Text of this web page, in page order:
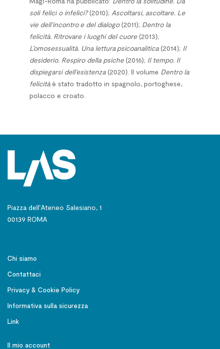
soli felici o infelici?(2010); Ascoltarsi, ascoltare. Le
vie dell’incontro e del dialogo(2011); Dentro la
felicità. Ritrovare i luoghi del cuore(2013);
L’omosessualità. Una lettura psicoanalitica(2014); Il
desiderio. Respiro della psiche(2016); Il tempo. Il
dispiegarsi dell’esistenza(2020). Il volume Dentro la
felicitàè stato tradotto in spagnolo, portoghese,
polacco e croato.
Piazza dell’Ateneo Salesiano, 1
00139 ROMA
Chi siamo
Contattaci
Privacy & Cookie Policy
Informativa sulla sicurezza
Link
Il mio account